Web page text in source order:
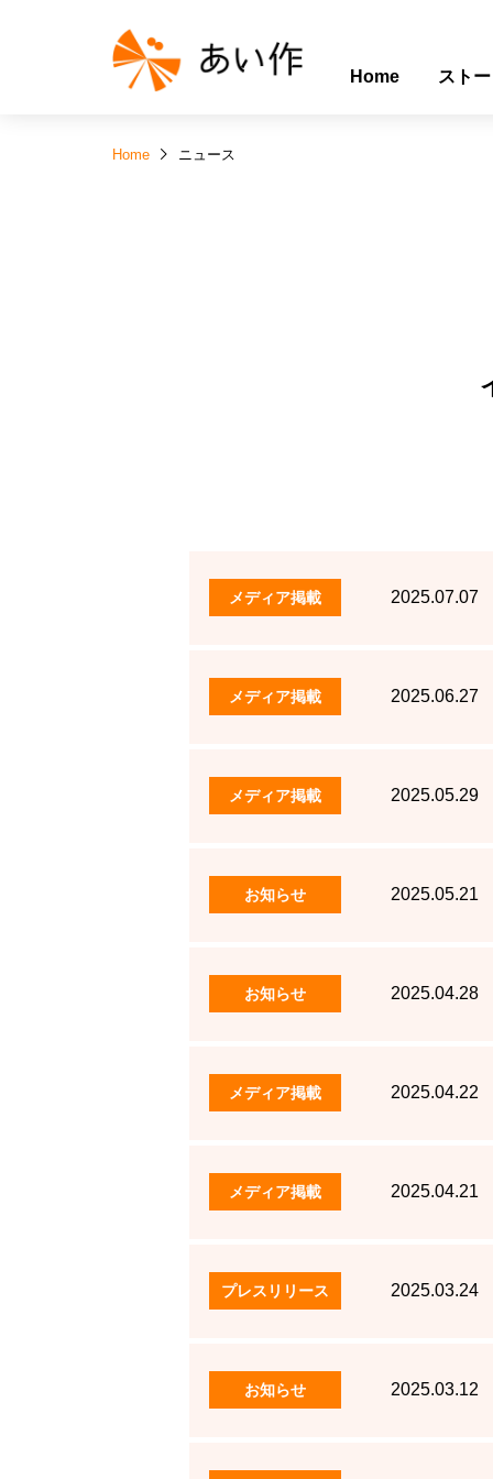
Home スト
Home ニュース
メディア掲載 2025.07.07
メディア掲載 2025.06.27
メディア掲載 2025.05.29
お知らせ 2025.05.21
お知らせ 2025.04.28
メディア掲載 2025.04.22
メディア掲載 2025.04.21
プレスリリース 2025.03.24
お知らせ 2025.03.12